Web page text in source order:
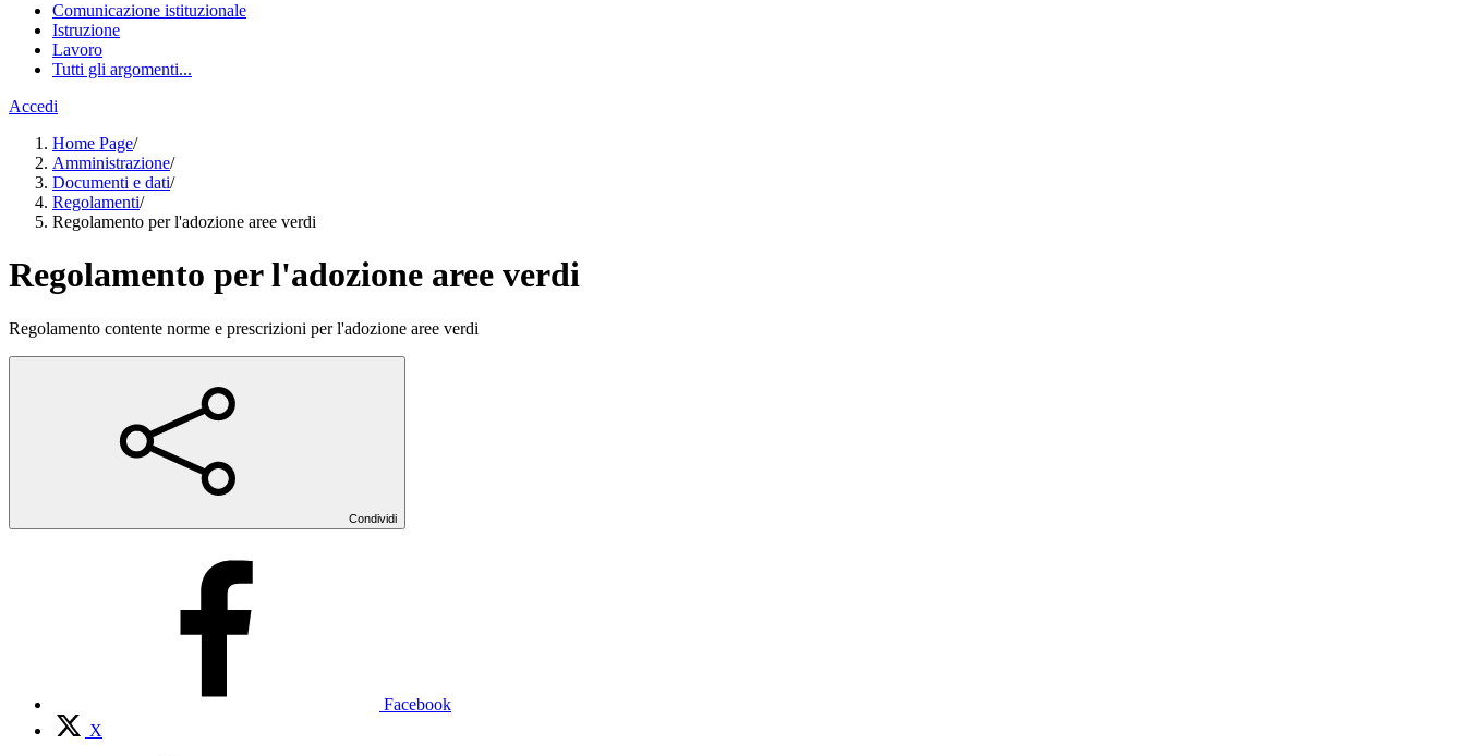
Comunicazione istituzionale
Istruzione
Lavoro
Tutti gli argomenti...
Accedi
Home Page/
Amministrazione/
Documenti e dati/
Regolamenti/
Regolamento per l'adozione aree verdi
Regolamento per l'adozione aree verdi
Regolamento contente norme e prescrizioni per l'adozione aree verdi
Condividi
Facebook
X